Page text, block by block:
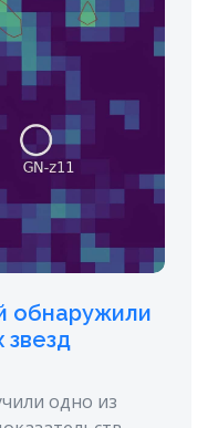
обнаружили
одно из